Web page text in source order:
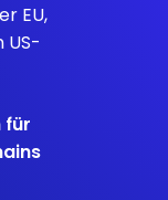
EU,
US-
für